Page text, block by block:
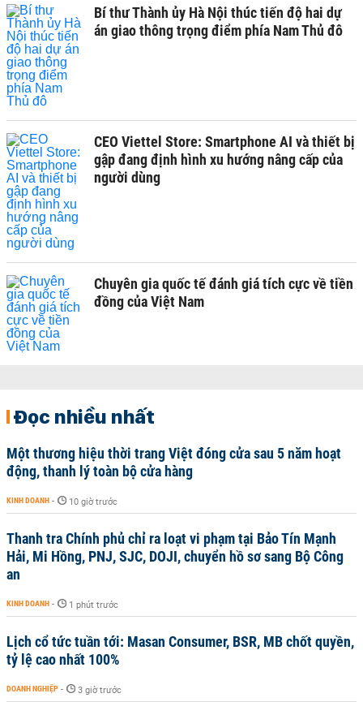
Bí thư Thành ủy Hà Nội thúc tiến độ hai dự
án giao thông trọng điểm phía Nam Thủ đô
CEO Viettel Store: Smartphone AI và thiết bị
gập đang định hình xu hướng nâng cấp của
người dùng
Chuyên gia quốc tế đánh giá tích cực về tiền
đồng của Việt Nam
Đọc nhiều nhất
Một thương hiệu thời trang Việt đóng cửa sau 5 năm hoạt
động, thanh lý toàn bộ cửa hàng
KINH DOANH - 10 giờ trước
Thanh tra Chính phủ chỉ ra loạt vi phạm tại Bảo Tín Mạnh
Hải, Mi Hồng, PNJ, SJC, DOJI, chuyển hồ sơ sang Bộ Công
an
KINH DOANH - 1 phút trước
Lịch cổ tức tuần tới: Masan Consumer, BSR, MB chốt quyền,
tỷ lệ cao nhất 100%
DOANH NGHIỆP - 3 giờ trước